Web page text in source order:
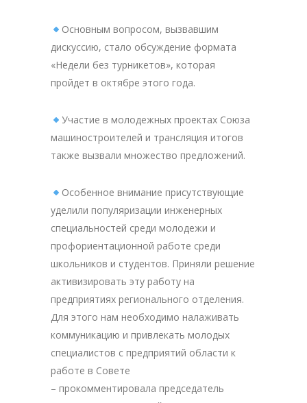
Основным вопросом, вызвавшим
дискуссию, стало обсуждение формата
«Недели без турникетов», которая
пройдет в октябре этого года.
Участие в молодежных проектах Союза
машиностроителей и трансляция итогов
также вызвали множество предложений.
Особенное внимание присутствующие
уделили популяризации инженерных
специальностей среди молодежи и
профориентационной работе среди
школьников и студентов. Приняли решение
активизировать эту работу на
предприятиях регионального отделения.
Для этого нам необходимо налаживать
коммуникацию и привлекать молодых
специалистов с предприятий области к
работе в Совете
– прокомментировала председатель